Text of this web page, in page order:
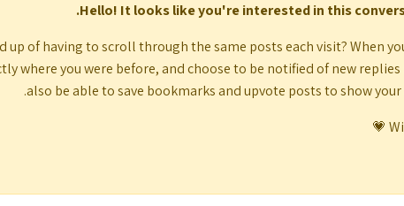
Hello! It looks like you're interested in this
up of having to scroll through the same posts each visit? When
where you were before, and choose to be notified of new
also be able to save bookmarks and upvote posts to show